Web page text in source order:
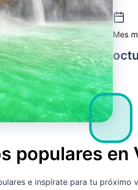
Mes
populares en
e inspírate para tu próximo